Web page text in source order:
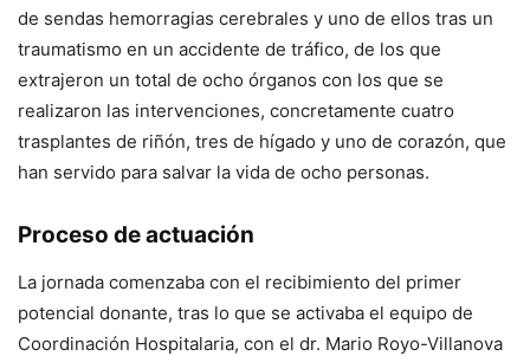
de sendas hemorragias cerebrales y uno de ellos tras un
traumatismo en un accidente de tráfico, de los que
extrajeron un total de ocho órganos con los que se
realizaron las intervenciones, concretamente cuatro
trasplantes de riñón, tres de hígado y uno de corazón, que
han servido para salvar la vida de ocho personas.
Proceso de actuación
La jornada comenzaba con el recibimiento del primer
potencial donante, tras lo que se activaba el equipo de
Coordinación Hospitalaria, con el dr. Mario Royo-Villanova